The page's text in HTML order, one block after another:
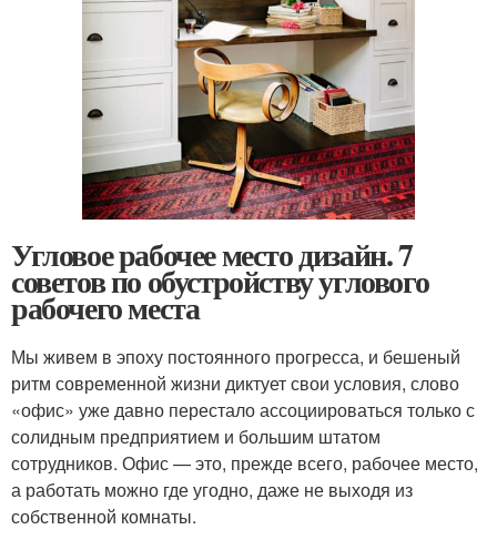
Угловое рабочее место дизайн. 7
советов по обустройству углового
рабочего места
Мы живем в эпоху постоянного прогресса, и бешеный
ритм современной жизни диктует свои условия, слово
«офис» уже давно перестало ассоциироваться только с
солидным предприятием и большим штатом
сотрудников. Офис — это, прежде всего, рабочее место,
а работать можно где угодно, даже не выходя из
собственной комнаты.